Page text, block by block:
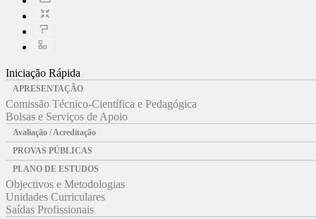
Iniciação Rápida
APRESENTAÇÃO
Comissão Técnico-Científica e Pedagógica
Bolsas e Serviços de Apoio
Avaliação / Acreditação
PROVAS PÚBLICAS
PLANO DE ESTUDOS
Objectivos e Metodologias
Unidades Curriculares
Saídas Profissionais